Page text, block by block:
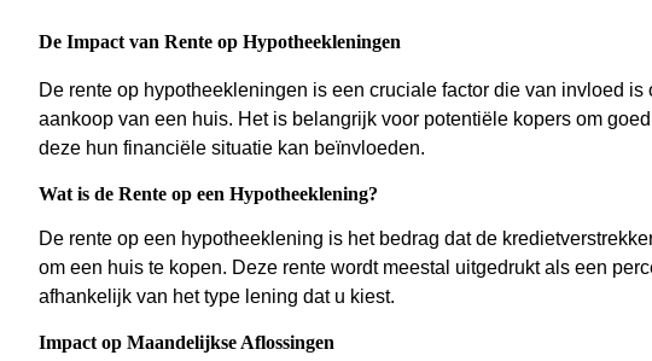
De Impact van Rente op Hypotheekleningen
De rente op hypotheekleningen is een cruciale factor die van invloed
aankoop van een huis. Het is belangrijk voor potentiële kopers om
deze hun financiële situatie kan beïnvloeden.
Wat is de Rente op een Hypotheeklening?
De rente op een hypotheeklening is het bedrag dat de
om een huis te kopen. Deze rente wordt meestal uitgedrukt als een
afhankelijk van het type lening dat u kiest.
Impact op Maandelijkse Aflossingen